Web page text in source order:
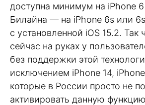
доступна минимум на iPhone
Билайна — на iPhone 6s или
с установленной iOS 15.2. Так
сейчас на руках у
без поддержки этой
исключением iPhone 14,
которые в России просто не
активировать данную